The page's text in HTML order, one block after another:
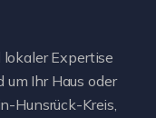
Expertise
Ihr Haus oder
Hunsrück-Kreis,